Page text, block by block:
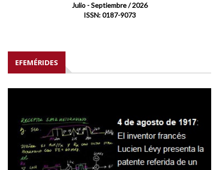
Julio - Septiembre / 2026
ISSN: 0187-9073
EFEMÉRIDES